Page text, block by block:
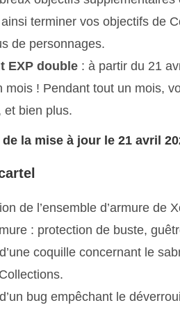
terminer vos objectifs de
de personnages.
EXP double : à partir du 21
mois ! Pendant tout un mois,
et bien plus.
la mise à jour le 21 avril
de l’ensemble d’armure de
: protection de buste,
coquille concernant le
bug empêchant le